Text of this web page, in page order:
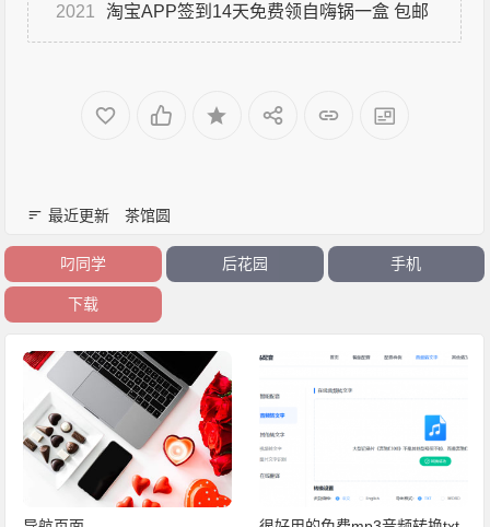
2021 淘宝APP签到14天免费领自嗨锅一盒 包邮
最近更新 茶馆圆
叼同学 后花园 手机
下载